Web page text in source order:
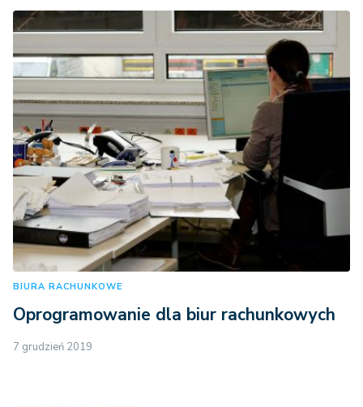
BIURA RACHUNKOWE
Oprogramowanie dla biur rachunkowych
7 grudzień 2019